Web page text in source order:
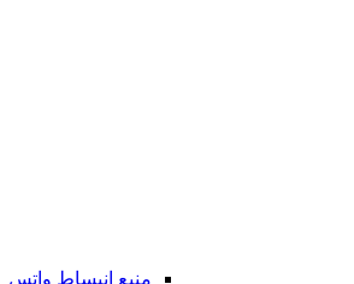
منبع انبساط واتس